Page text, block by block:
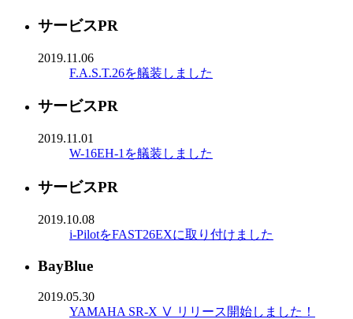
サービスPR
2019.11.06
F.A.S.T.26を艤装しました
サービスPR
2019.11.01
W-16EH-1を艤装しました
サービスPR
2019.10.08
i-PilotをFAST26EXに取り付けました
BayBlue
2019.05.30
YAMAHA SR-X Ⅴ リリース開始しました！